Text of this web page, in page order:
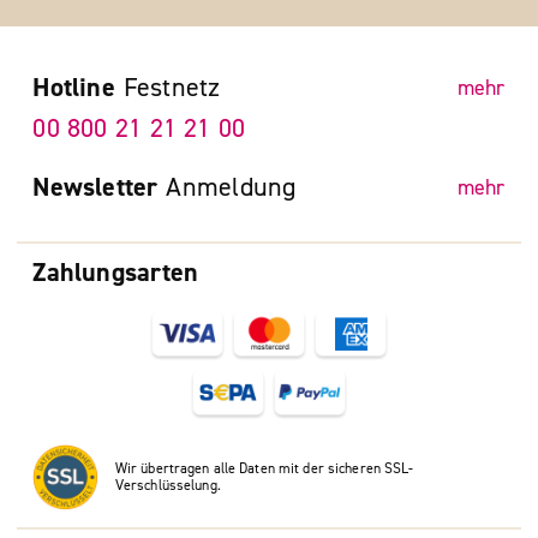
Zahlungsarten
Wir übertragen alle Daten mit der sicheren SSL-
Verschlüsselung.
Hotline Festnetz mehr
00 800 21 21 21 00
Newsletter Anmeldung mehr